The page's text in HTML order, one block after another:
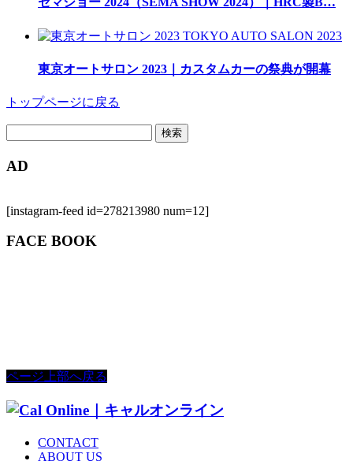
東京オートサロン 2023｜カスタムカーの祭典が開幕
トップページに戻る
AD
[instagram-feed id=278213980 num=12]
FACE BOOK
ページ上部へ戻る
CONTACT
ABOUT US